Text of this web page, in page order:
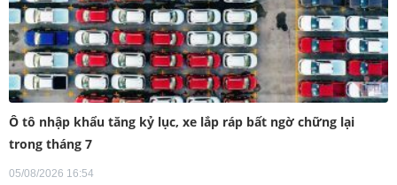
Ô tô nhập khẩu tăng kỷ lục, xe lắp ráp bất ngờ chững lại
trong tháng 7
05/08/2026 16:54